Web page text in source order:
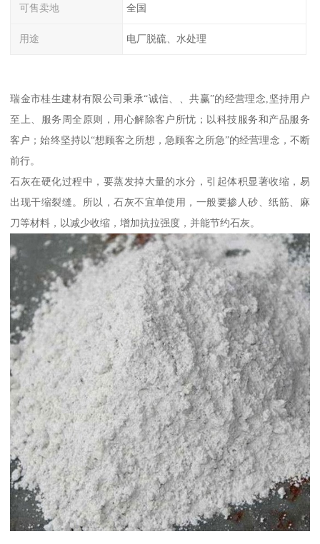
可售卖地 全国
用途 电厂脱硫、水处理
瑞金市桂生建材有限公司秉承“诚信、、共赢”的经营理念,坚持用户
至上、服务周全原则，用心解除客户所忧；以科技服务和产品服务
客户；始终坚持以“想顾客之所想，急顾客之所急”的经营理念，不断
前行。
石灰在硬化过程中，要蒸发掉大量的水分，引起体积显著收缩，易
出现干缩裂缝。所以，石灰不宜单使用，一般要掺人砂、纸筋、麻
刀等材料，以减少收缩，增加抗拉强度，并能节约石灰。